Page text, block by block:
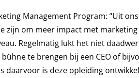
Management Program: “Uit
zijn om meer impact met
Regelmatig lukt het niet
te brengen bij een CEO of
daarvoor is deze opleiding